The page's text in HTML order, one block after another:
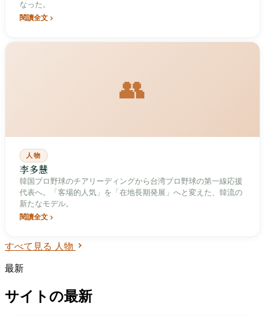
なった。
閱讀全文
👥
人物
李多慧
韓国プロ野球のチアリーディングから台湾プロ野球の第一線応援
代表へ。「客場的人気」を「在地長期発展」へと変えた、韓流の
新たなモデル。
閱讀全文
すべて見る 人物
最新
サイトの最新